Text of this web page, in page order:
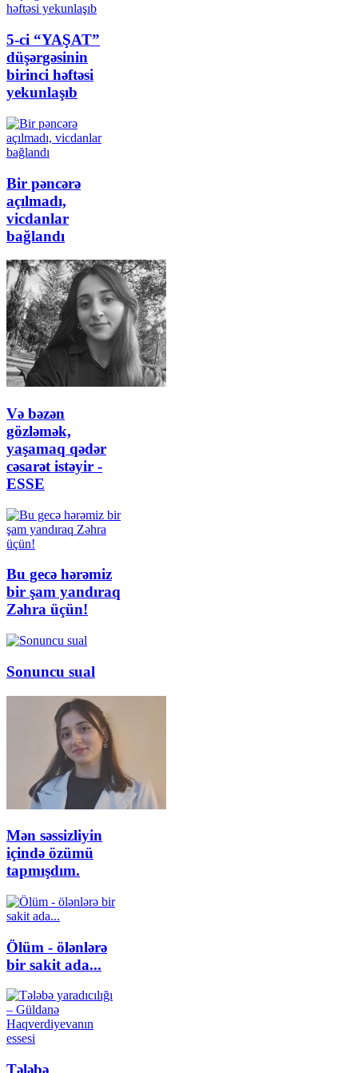
5-ci “YAŞAT”
düşərgəsinin
birinci həftəsi
yekunlaşıb
Bir pəncərə
açılmadı,
vicdanlar
bağlandı
Və bəzən
gözləmək,
yaşamaq qədər
cəsarət istəyir -
ESSE
Bu gecə hərəmiz
bir şam yandıraq
Zəhra üçün!
Sonuncu sual
Mən səssizliyin
içində özümü
tapmışdım.
Ölüm - ölənlərə
bir sakit ada...
Tələbə